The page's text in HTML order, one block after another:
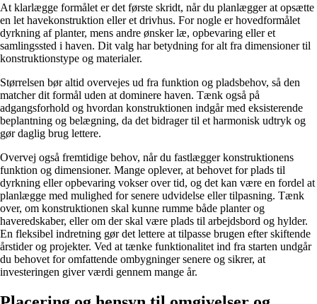
At klarlægge formålet er det første skridt, når du planlægger at opsætte
en let havekonstruktion eller et drivhus. For nogle er hovedformålet
dyrkning af planter, mens andre ønsker læ, opbevaring eller et
samlingssted i haven. Dit valg har betydning for alt fra dimensioner til
konstruktionstype og materialer.
Størrelsen bør altid overvejes ud fra funktion og pladsbehov, så den
matcher dit formål uden at dominere haven. Tænk også på
adgangsforhold og hvordan konstruktionen indgår med eksisterende
beplantning og belægning, da det bidrager til et harmonisk udtryk og
gør daglig brug lettere.
Overvej også fremtidige behov, når du fastlægger konstruktionens
funktion og dimensioner. Mange oplever, at behovet for plads til
dyrkning eller opbevaring vokser over tid, og det kan være en fordel at
planlægge med mulighed for senere udvidelse eller tilpasning. Tænk
over, om konstruktionen skal kunne rumme både planter og
haveredskaber, eller om der skal være plads til arbejdsbord og hylder.
En fleksibel indretning gør det lettere at tilpasse brugen efter skiftende
årstider og projekter. Ved at tænke funktionalitet ind fra starten undgår
du behovet for omfattende ombygninger senere og sikrer, at
investeringen giver værdi gennem mange år.